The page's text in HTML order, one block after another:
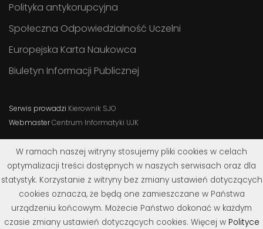
Polityka antykorupcyjna
Społeczna Odpowiedzialność Uczelni
Europejska Karta Naukowca
Biuletyn Informacji Publicznej
Serwis prowadzi Kierownik SJO
WebmasterCentrum Informatyki UJK
W ramach naszej witryny stosujemy pliki cookies w celach
optymalizacji treści dostępnych w naszych serwisach oraz dla
statystyk. Korzystanie z witryny bez zmiany ustawień dotyczących
cookies oznacza, że będą one zamieszczane w Państwa
urządzeniu końcowym. Możecie Państwo dokonać w każdym
czasie zmiany ustawień dotyczących cookies. Więcej w Polityce